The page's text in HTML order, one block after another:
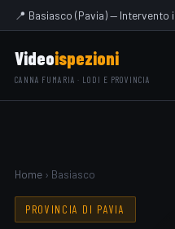
📍 Basiasco (Pavia) — Intervento
Videoispezioni
CANNA FUMARIA · LODI E PROVINCIA
Home› Basiasco
PROVINCIA DI PAVIA